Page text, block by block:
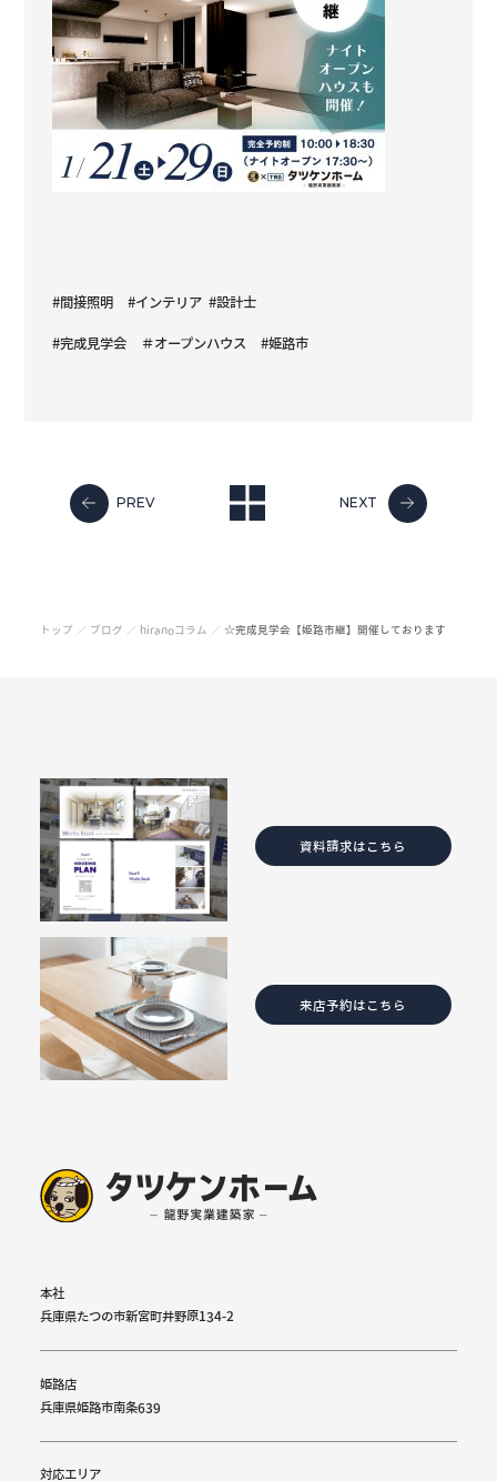
#間接照明 #インテリア #設計士
#完成見学会 ＃オープンハウス #姫路市
PREV NEXT
トップ ／ ブログ ／ hiranoコラム ／ ☆完成見学会【姫路市継】開催しております
資料請求はこちら
来店予約はこちら
本社
兵庫県たつの市新宮町井野原134-2
姫路店
兵庫県姫路市南条639
対応エリア